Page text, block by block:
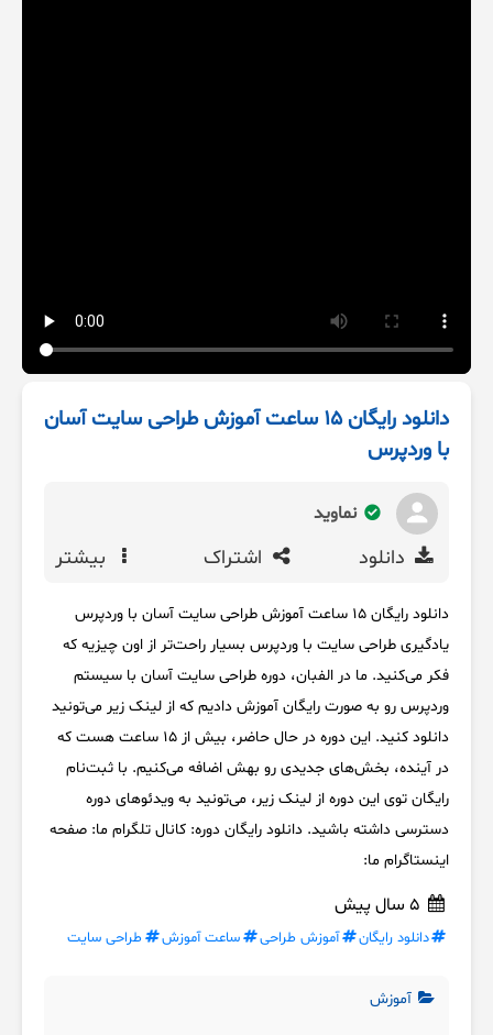
دانلود رایگان 15 ساعت آموزش طراحی سایت آسان
با وردپرس
نماوید
دانلود اشتراک بیشتر
دانلود رایگان 15 ساعت آموزش طراحی سایت آسان با وردپرس
یادگیری طراحی سایت با وردپرس بسیار راحت‌تر از اون چیزیه که
فکر می‌کنید. ما در الفبان، دوره طراحی سایت آسان با سیستم
وردپرس رو به صورت رایگان آموزش دادیم که از لینک زیر می‌تونید
دانلود کنید. این دوره در حال حاضر، بیش از 15 ساعت هست که
در آینده، بخش‌های جدیدی رو بهش اضافه می‌کنیم. با ثبت‌نام
رایگان توی این دوره از لینک زیر، می‌تونید به ویدئوهای دوره
دسترسی داشته باشید. دانلود رایگان دوره: کانال تلگرام ما: صفحه
اینستاگرام ما:
دانلود رایگان آموزش طراحی ساعت آموزش طراحی سایت
آموزش